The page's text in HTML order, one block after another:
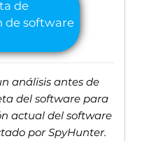
análisis antes de
del software para
actual del software
por SpyHunter.